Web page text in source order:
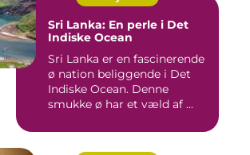
Sri Lanka: En perle i Det
Indiske Ocean
Sri Lanka er en fascinerende
ø nation beliggende i Det
Indiske Ocean. Denne
smukke ø har et væld af ...